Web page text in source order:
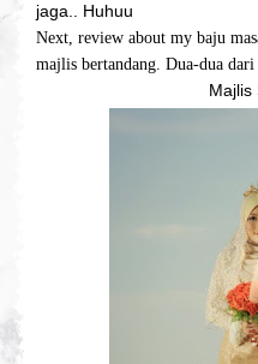
jaga.. Huhuu
Next, review about my baju
majlis bertandang. Dua-dua dari
Majlis